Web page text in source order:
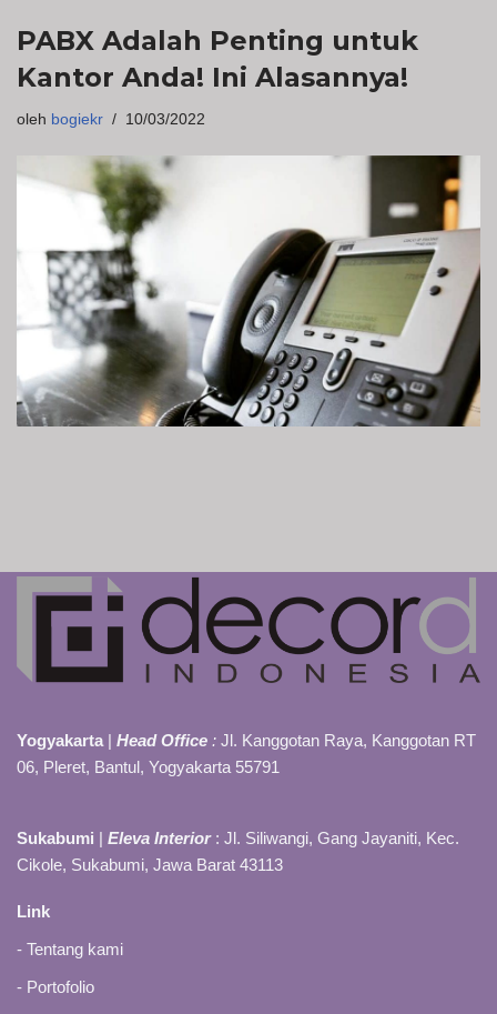
PABX Adalah Penting untuk
Kantor Anda! Ini Alasannya!
oleh bogiekr 10/03/2022
Yogyakarta | Head Office : Jl. Kanggotan Raya, Kanggotan RT
06, Pleret, Bantul, Yogyakarta 55791
Sukabumi | Eleva Interior : Jl. Siliwangi, Gang Jayaniti, Kec.
Cikole, Sukabumi, Jawa Barat 43113
Link
- Tentang kami
- Portofolio